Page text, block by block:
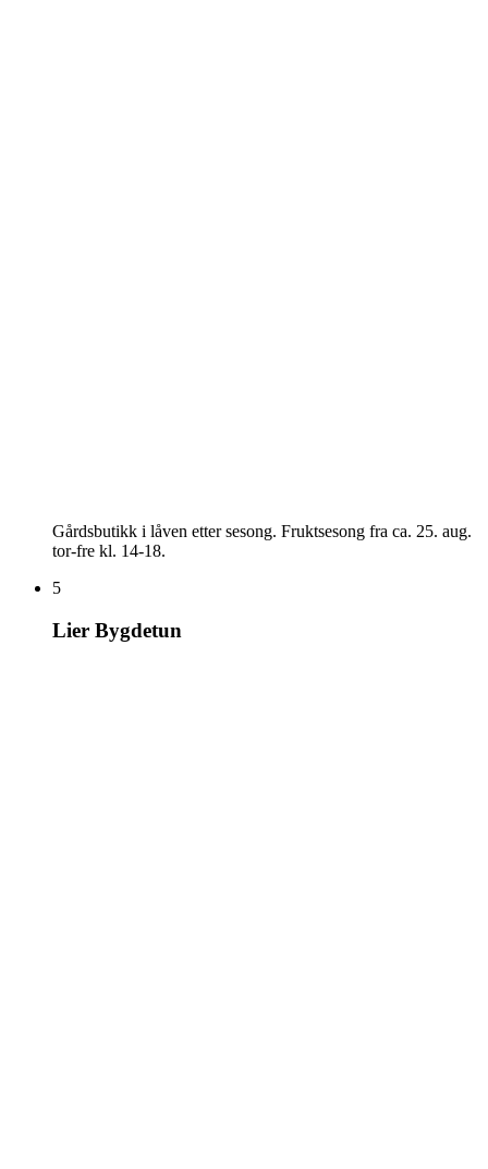
Gårdsbutikk i låven etter sesong. Fruktsesong fra ca. 25. aug.
tor-fre kl. 14-18.
5
Lier Bygdetun